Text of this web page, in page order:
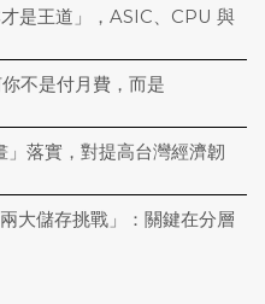
是王道」，ASIC、CPU 與
不是付月費，而是
」落實，對提高台灣經濟韌
大儲存挑戰」：關鍵在分層